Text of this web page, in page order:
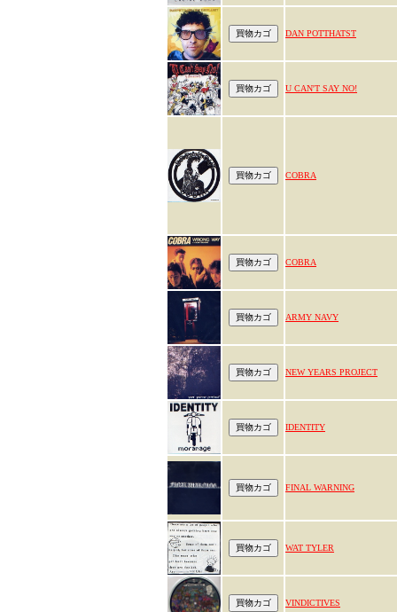
DAN POTTHATST
U CAN'T SAY NO!
COBRA
COBRA
ARMY NAVY
NEW YEARS PROJECT
IDENTITY
FINAL WARNING
WAT TYLER
VINDICTIVES